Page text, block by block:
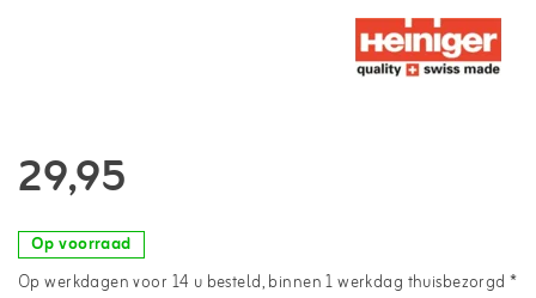
29,95
Op voorraad
Op werkdagen voor 14 u besteld, binnen 1 werkdag thuisbezorgd *